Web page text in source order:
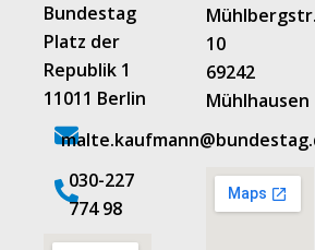
Bundestag
Platz der
Republik 1
11011 Berlin
‭030-227
774 98‬
Mühlbergstr.
10
69242
Mühlhausen